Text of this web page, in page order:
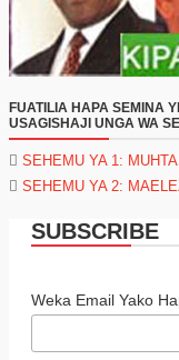
FUATILIA HAPA SEMINA
USAGISHAJI UNGA WA
SEHEMU YA 1:
SEHEMU YA 2:
SUBSCRIBE
Weka Email Yako